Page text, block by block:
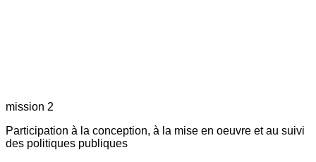
mission 2
Participation à la conception, à la mise en oeuvre et au suivi
des politiques publiques